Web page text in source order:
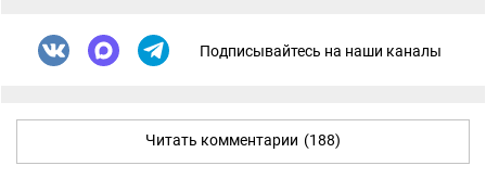
Подписывайтесь на наши каналы
Читать комментарии (188)